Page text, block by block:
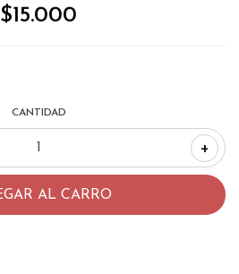
$15.000
CANTIDAD
+